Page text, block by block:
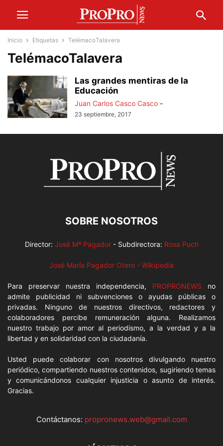
Inicio Etiquetas TelémacoTalavera
TelémacoTalavera
Las grandes mentiras de la
Educación
Juan Carlos Casco Casco -
23 septiembre, 2017
SOBRE NOSOTROS
Director: José Mª Pagador- Subdirectora: Rosa Puch
José María Pagador Otero - Wikipedia
Para preservar nuestra independencia, PROPRONEWS no
admite publicidad ni subvenciones o ayudas públicas o
privadas. Ninguno de nuestros directivos, redactores y
colaboradores percibe remuneración alguna. Realizamos
nuestro trabajo por amor al periodismo, a la verdad y a la
libertad y en solidaridad con la ciudadanía.
Usted puede colaborar con nosotros divulgando nuestro
periódico, compartiendo nuestros contenidos, sugiriendo temas
y comunicándonos cualquier injusticia o asunto de interés.
Gracias.
Contáctanos: propronews.web@gmail.com